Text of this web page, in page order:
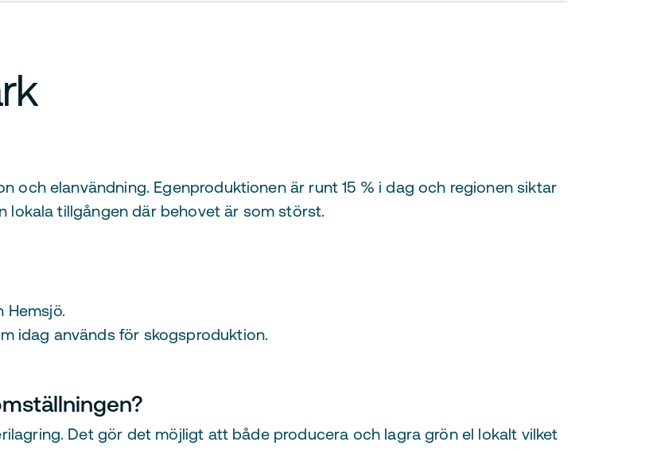
och elanvändning. Egenproduktionen är runt 15 % i dag och regionen siktar
lokala tillgången där behovet är som störst.
Hemsjö.
idag används för skogsproduktion.
Det gör det möjligt att både producera och lagra grön el lokalt vilket